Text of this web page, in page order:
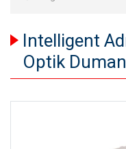
Intelligent
Optik